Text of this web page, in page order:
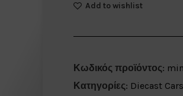
Add to wishlist
Κωδικός προϊόντος:
Κατηγορίες: Diecast